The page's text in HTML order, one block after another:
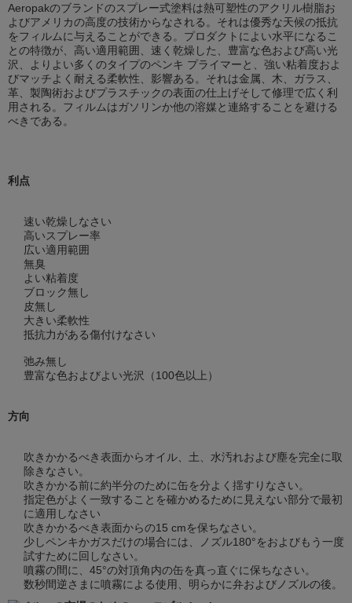
Aeropakのブランドのスプレー式塗料は熱可塑性のアクリル樹脂お
よびアメリカの高度の技術からなされる。それは優秀な天候の抵抗
をフィルムに与えることができる。プロダクトによい水平になるこ
との特徴が、高い適用範囲、速く乾燥した、豊富な色および高い光
沢、よりよい多くのタイプのペンキ プライマーと、強い粘着度およ
びマッチよく耐える柔軟性、影響ある。それは金属、木、ガラス、
革、製陶術およびプラスチックの表面の仕上げそして修理で広く利
用される。フィルムはガソリンか他の溶媒と連絡することを避ける
べきである。
利点
速い乾燥しなさい
高いスプレー率
広い適用範囲
無臭
よい粘着度
ブロック無し
皮無し
大きい柔軟性
抵抗力がある傷付けなさい
弛み無し
豊富な色およびよい光沢（100色以上）
方向
吹きかかるべき表面からオイル、土、水汚れおよび塵を完全に取
除きなさい。
吹きかかる前に約半分のために缶を分よく揺すりなさい。
指定色がよく一致することを確かめるために見えない部分で最初
に適用しなさい
吹きかかるべき表面からの15 cmを保ちなさい。
少しペンキかガスだけの場合には、ノズル180°をおよびもう一度
試すために回しなさい。
噴霧の間に、45°の対頂角内の缶を真っ直ぐに保ちなさい。
数秒間逆さまに噴霧による使用、明らかに弁およびノズルの後。